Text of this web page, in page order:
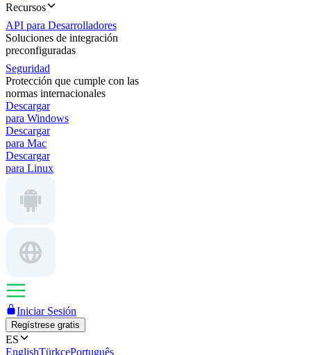
Recursos
API para Desarrolladores
Soluciones de integración
preconfiguradas
Seguridad
Protección que cumple con las
normas internacionales
Descargar
para Windows
Descargar
para Mac
Descargar
para Linux
Iniciar Sesión
Regístrese gratis
ES
EnglishTürkçePortuguês